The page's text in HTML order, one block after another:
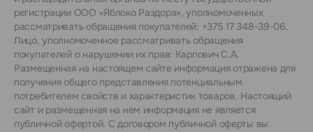
регистрации ООО «Яблоко Раздора», уполномоченных
рассматривать обращения покупателей: +375 17 348-39-06.
Лицо, уполномоченное рассматривать обращения
покупателей о нарушении их прав: Карпович С.А.
Размещенная на настоящем сайте информация отражена для
получения общего представления потенциальным
потребителем свойств и характеристик товаров. Настоящий
сайт и размещенная на нем информация не является
публичной офертой. С договором публичной оферты вы